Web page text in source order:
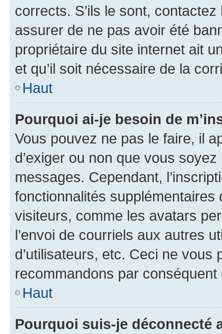
corrects. S’ils le sont,
assurer de ne pas avoir été
propriétaire du site internet ait
et qu’il soit nécessaire de la
Haut
Pourquoi ai-je besoin de
Vous pouvez ne pas le faire, il
d’exiger ou non que vous
messages. Cependant,
fonctionnalités
visiteurs, comme les avatars
l’envoi de courriels aux autres
d’utilisateurs, etc. Ceci ne vous
recommandons par conséquent
Haut
Pourquoi suis-je déconnecté